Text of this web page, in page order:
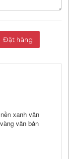
Đặt hàng
xanh văn
văn bản